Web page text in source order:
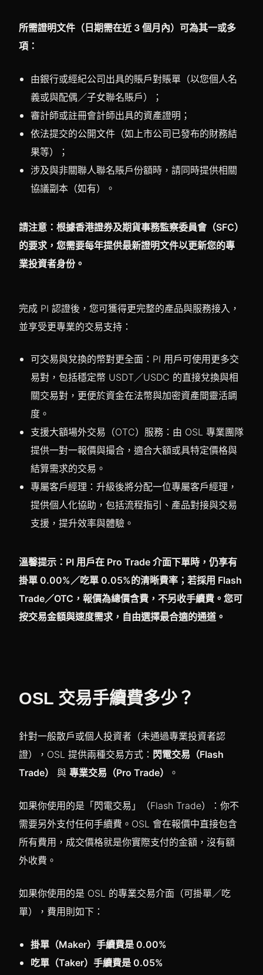
所需證明文件（日期需在近 3 個月內）可為其一或多
項：
由銀行或經紀公司出具的賬戶對賬單（以您個人名
義或與配偶／子女聯名賬戶）；
審計師或註冊會計師出具的資產證明；
依法提交的公開文件（如上市公司已發布的財務結
果等）；
涉及與非關聯人聯名賬戶份額時，請同時提供相關
協議副本（如有）。
請注意：根據香港證券及期貨事務監察委員會（SFC）
的要求，您需要每年提供最新證明文件以更新您的專
業投資者身份。
完成 PI 認證後，您可獲得更完整的產品與服務接入，
並享受更專業的交易支持：
可交易與兌換的幣對更全面：PI 用戶可使用更多交
易對，包括穩定幣 USDT／USDC 的直接兌換與相
關交易對，更便於資金在法幣與加密資產間靈活調
度。
支援大額場外交易（OTC）服務：由 OSL 專業團隊
提供一對一報價與撮合，適合大額或具特定價格與
結算需求的交易。
專屬客戶經理：升級後將分配一位專屬客戶經理，
提供個人化協助，包括流程指引、產品對接與交易
支援，提升效率與體驗。
溫馨提示：PI 用戶在 Pro Trade 介面下單時，仍享有
掛單 0.00%／吃單 0.05%的清晰費率；若採用 Flash
Trade／OTC，報價為總價含費，不另收手續費。您可
按交易金額與速度需求，自由選擇最合適的通道。
OSL 交易手續費多少？
針對一般散戶或個人投資者（未通過專業投資者認
證），OSL 提供兩種交易方式： 閃電交易（Flash
Trade）
與專業交易（Pro Trade） 。
如果你使用的是「閃電交易」（Flash Trade）：你不
需要另外支付任何手續費。OSL 會在報價中直接包含
所有費用，成交價格就是你實際支付的金額，沒有額
外收費。
如果你使用的是 OSL 的專業交易介面（可掛單／吃
單），費用則如下：
掛單（Maker）手續費是 0.00%
吃單（Taker）手續費是 0.05%